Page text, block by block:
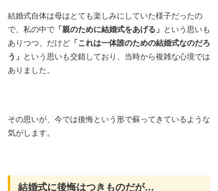
結婚式自体は母はとても楽しみにしていた様子だったの
で、私の中で 「親のために結婚式をあげる」
という思いも
ありつつ、だけど 「これは一体誰のための結婚式なのだろ
う」
という思いも交錯しており、当時から複雑な心境では
ありました。
その思いが、今では後悔という形で蘇ってきているような
気がします。
結婚式に後悔はつきものだが…